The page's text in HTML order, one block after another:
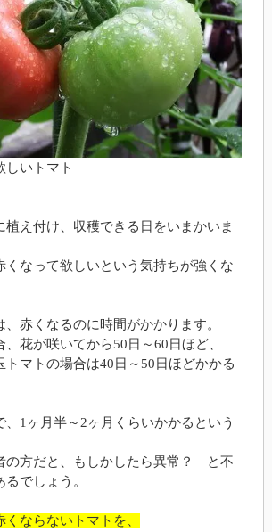
しいトマト
植え付け、収穫できる日をいまかいま
くなって欲しいという気持ちが強くな
、赤くなるのに時間がかかります。
花が咲いてから50日～60日ほど、
トマトの場合は40日～50日ほどかかる
、1ヶ月半～2ヶ月くらいかかるという
の方だと、もしかしたら異常？ と不
でしょう。
ならないトマトを、